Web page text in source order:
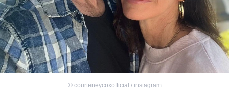
© courteneycoxofficial / instagram